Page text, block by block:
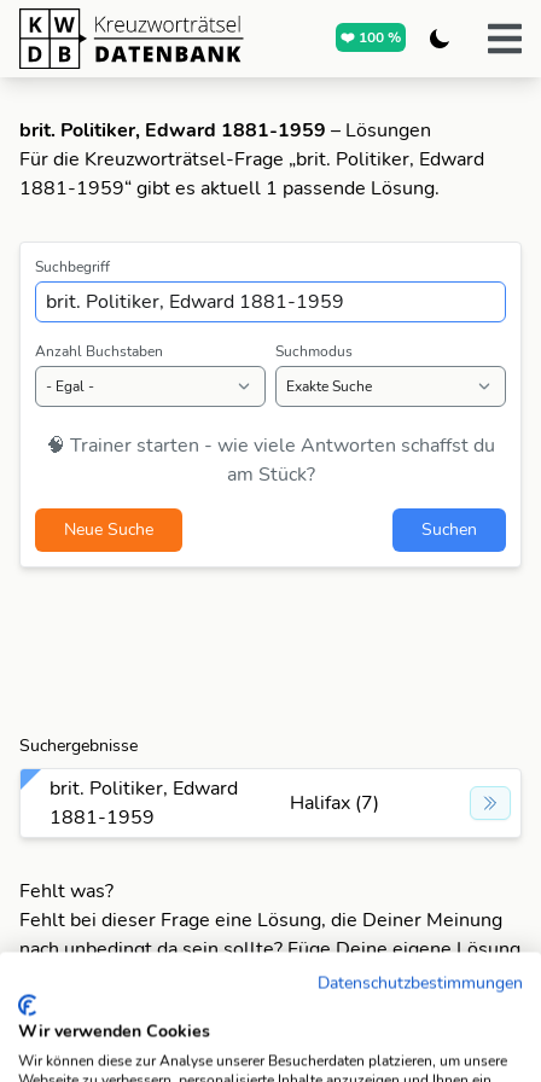
❤️ 100 %
brit. Politiker, Edward 1881-1959 – Lösungen
Für die Kreuzworträtsel-Frage „brit. Politiker, Edward
1881-1959“ gibt es aktuell 1 passende Lösung.
Suchbegriff
Anzahl Buchstaben Suchmodus
🧠 Trainer starten - wie viele Antworten schaffst du
am Stück?
Neue Suche Suchen
Suchergebnisse
brit. Politiker, Edward
1881-1959
Halifax (7)
Fehlt was?
Fehlt bei dieser Frage eine Lösung, die Deiner Meinung
nach unbedingt da sein sollte? Füge Deine eigene Lösung
hinzu und bereichere unsere Datenbank!
Mach mit und registriere dich!
Datenschutzbestimmungen
Wir verwenden Cookies
Wir können diese zur Analyse unserer Besucherdaten platzieren, um unsere